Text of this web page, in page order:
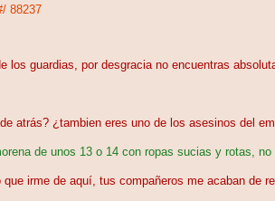
88237
los guardias, por desgracia no encuentras
atrás? ¿tambien eres uno de los asesinos del
de unos 13 o 14 con ropas sucias y rotas,
irme de aquí, tus compañeros me acaban de